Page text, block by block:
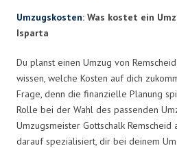
Umzugskosten: Was kostet ein
Isparta
Du planst einen Umzug von
wissen, welche Kosten auf dich
Frage, denn die finanzielle Planung
Rolle bei der Wahl des passenden
Umzugsmeister Gottschalk Remscheid
darauf spezialisiert, dir bei deinem